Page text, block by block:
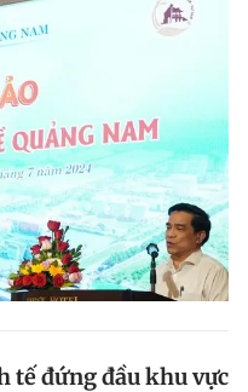
tế đứng đầu khu vực